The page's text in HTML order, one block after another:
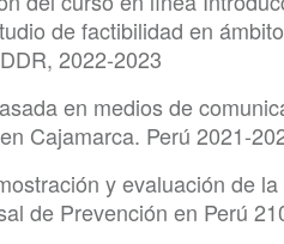
de factibilidad en
2022-2023
en medios de
Cajamarca. Perú 2021-
y evaluación de
de Prevención en Perú